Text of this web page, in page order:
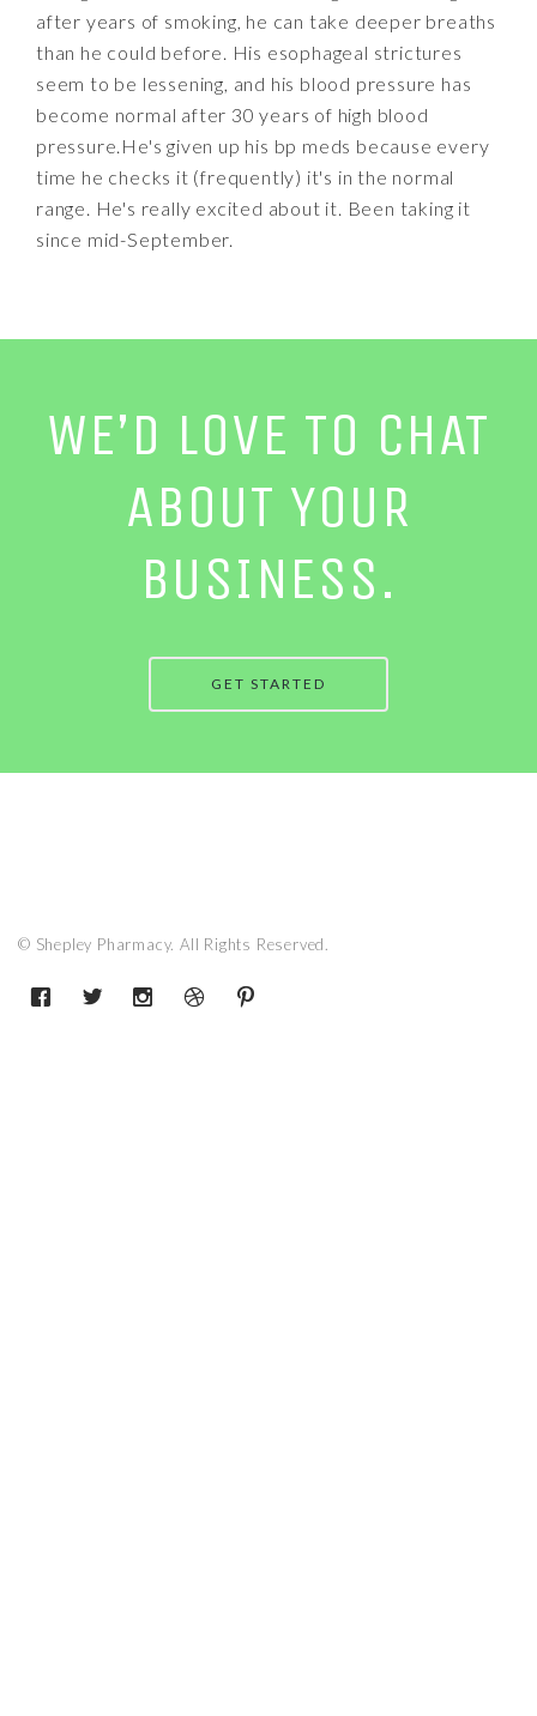
after years of smoking, he can take deeper breaths
than he could before. His esophageal strictures
seem to be lessening, and his blood pressure has
become normal after 30 years of high blood
pressure.He's given up his bp meds because every
time he checks it (frequently) it's in the normal
range. He's really excited about it. Been taking it
since mid-September.
WE’D LOVE TO CHAT
ABOUT YOUR
BUSINESS.
GET STARTED
© Shepley Pharmacy. All Rights Reserved.